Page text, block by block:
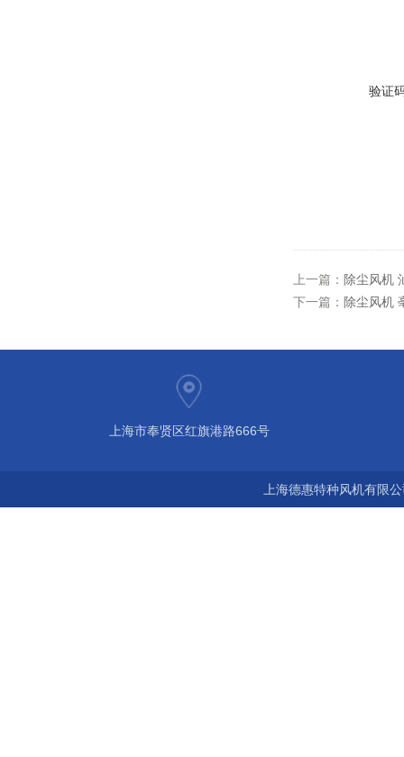
验证
上一篇： 除尘风机
下一篇： 除尘风机
上海市奉贤区红旗港路666号
上海德惠特种风机有限